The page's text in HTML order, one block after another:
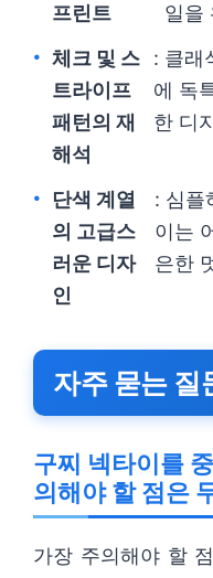
프린트
일을
체크 및 스
트라이프
패턴의 재
해석
: 클래
에 독
한 디
단색 계열
의 고급스
러운 디자
인
: 심플
이는
은한
자주 묻는 질
구찌 넥타이를
의해야 할 점은
가장 주의해야 할